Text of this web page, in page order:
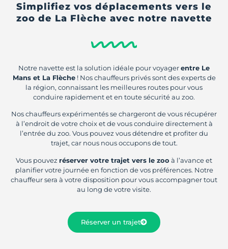
Simplifiez vos déplacements vers le
zoo de La Flèche avec notre navette
Notre navette est la solution idéale pour voyagerentre Le
Mans et La Flèche! Nos chauffeurs privés sont des experts de
la région, connaissant les meilleures routes pour vous
conduire rapidement et en toute sécurité au zoo.
Nos chauffeurs expérimentés se chargeront de vous récupérer
à l’endroit de votre choix et de vous conduire directement à
l’entrée du zoo. Vous pouvez vous détendre et profiter du
trajet, car nous nous occupons de tout.
Vous pouvez réserver votre trajet vers le zoo à l’avance et
planifier votre journée en fonction de vos préférences. Notre
chauffeur sera à votre disposition pour vous accompagner tout
au long de votre visite.
Réserver un trajet